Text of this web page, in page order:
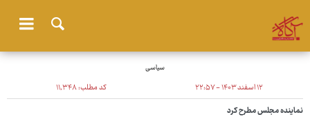
سیاسی
۱۲ اسفند ۱۴۰۳ - ۲۲:۵۷ کد مطلب:۱۱٬۳۴۸
نماینده مجلس مطرح کرد